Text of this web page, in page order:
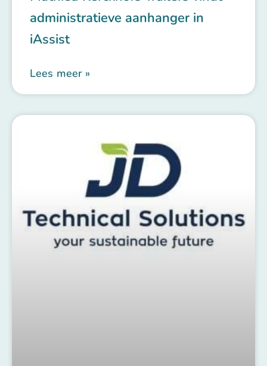
administratieve aanhanger in
iAssist
Lees meer »